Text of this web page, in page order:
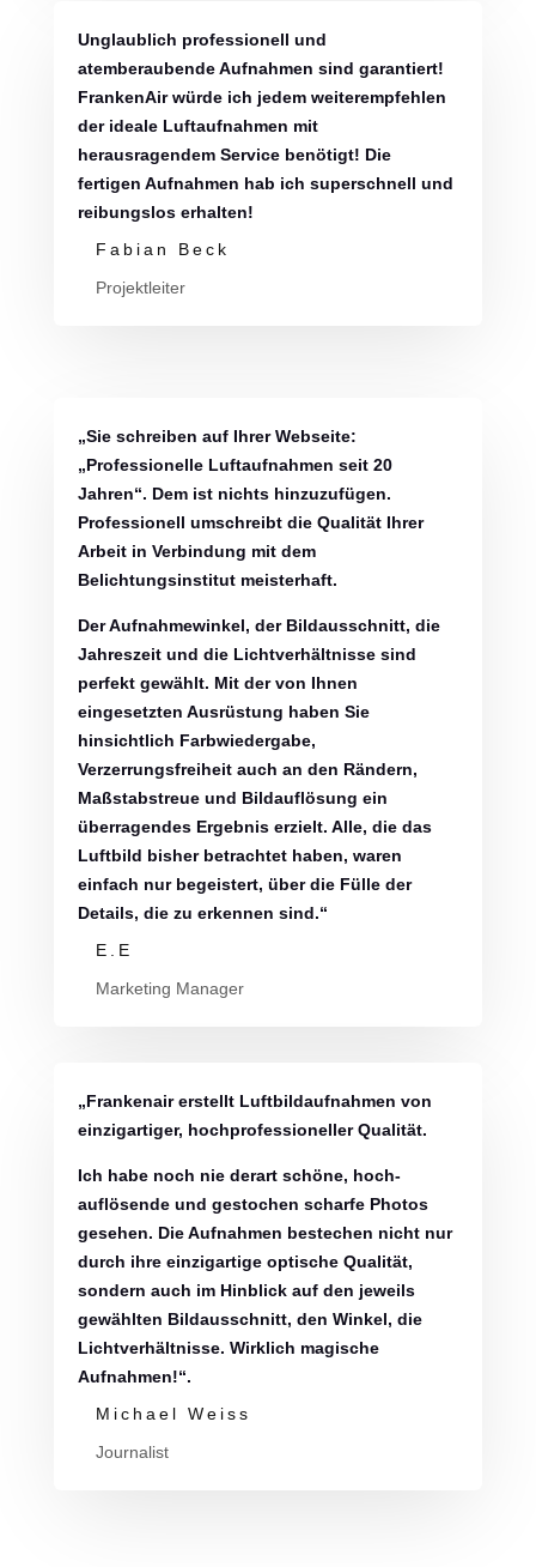
Unglaublich professionell und
atemberaubende Aufnahmen sind garantiert!
FrankenAir würde ich jedem weiterempfehlen
der ideale Luftaufnahmen mit
herausragendem Service benötigt! Die
fertigen Aufnahmen hab ich superschnell und
reibungslos erhalten!
Fabian Beck
Projektleiter
„Sie schreiben auf Ihrer Webseite:
„Professionelle Luftaufnahmen seit 20
Jahren“. Dem ist nichts hinzuzufügen.
Professionell umschreibt die Qualität Ihrer
Arbeit in Verbindung mit dem
Belichtungsinstitut meisterhaft.
Der Aufnahmewinkel, der Bildausschnitt, die
Jahreszeit und die Lichtverhältnisse sind
perfekt gewählt. Mit der von Ihnen
eingesetzten Ausrüstung haben Sie
hinsichtlich Farbwiedergabe,
Verzerrungsfreiheit auch an den Rändern,
Maßstabstreue und Bildauflösung ein
überragendes Ergebnis erzielt. Alle, die das
Luftbild bisher betrachtet haben, waren
einfach nur begeistert, über die Fülle der
Details, die zu erkennen sind.“
E.E
Marketing Manager
„Frankenair erstellt Luftbildaufnahmen von
einzigartiger, hochprofessioneller Qualität.
Ich habe noch nie derart schöne, hoch-
auflösende und gestochen scharfe Photos
gesehen. Die Aufnahmen bestechen nicht nur
durch ihre einzigartige optische Qualität,
sondern auch im Hinblick auf den jeweils
gewählten Bildausschnitt, den Winkel, die
Lichtverhältnisse. Wirklich magische
Aufnahmen!“.
Michael Weiss
Journalist